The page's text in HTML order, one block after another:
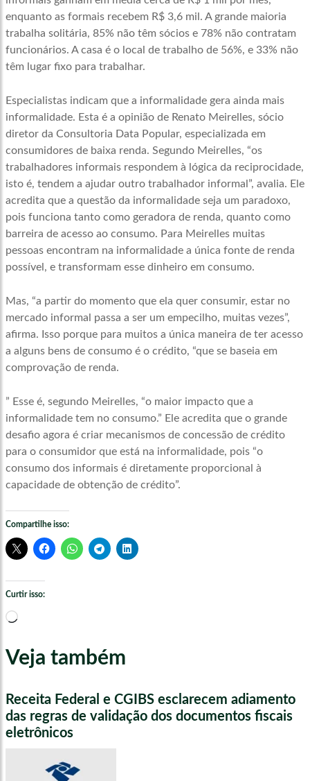
enquanto as formais recebem R$ 3,6 mil. A grande maioria
trabalha solitária, 85% não têm sócios e 78% não contratam
funcionários. A casa é o local de trabalho de 56%, e 33% não
têm lugar fixo para trabalhar.
Especialistas indicam que a informalidade gera ainda mais
informalidade. Esta é a opinião de Renato Meirelles, sócio
diretor da Consultoria Data Popular, especializada em
consumidores de baixa renda. Segundo Meirelles, “os
trabalhadores informais respondem à lógica da reciprocidade,
isto é, tendem a ajudar outro trabalhador informal”, avalia. Ele
acredita que a questão da informalidade seja um paradoxo,
pois funciona tanto como geradora de renda, quanto como
barreira de acesso ao consumo. Para Meirelles muitas
pessoas encontram na informalidade a única fonte de renda
possível, e transformam esse dinheiro em consumo.
Mas, “a partir do momento que ela quer consumir, estar no
mercado informal passa a ser um empecilho, muitas vezes”,
afirma. Isso porque para muitos a única maneira de ter acesso
a alguns bens de consumo é o crédito, “que se baseia em
comprovação de renda.
” Esse é, segundo Meirelles, “o maior impacto que a
informalidade tem no consumo.” Ele acredita que o grande
desafio agora é criar mecanismos de concessão de crédito
para o consumidor que está na informalidade, pois “o
consumo dos informais é diretamente proporcional à
capacidade de obtenção de crédito”.
Compartilhe isso:
Curtir isso:
Carregando...
Veja também
Receita Federal e CGIBS esclarecem adiamento
das regras de validação dos documentos fiscais
eletrônicos